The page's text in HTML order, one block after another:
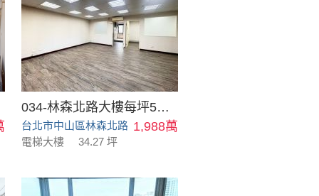
034-林森北路大樓每坪58萬
台北市中山區林森北路 1,988萬
電梯大樓 34.27 坪